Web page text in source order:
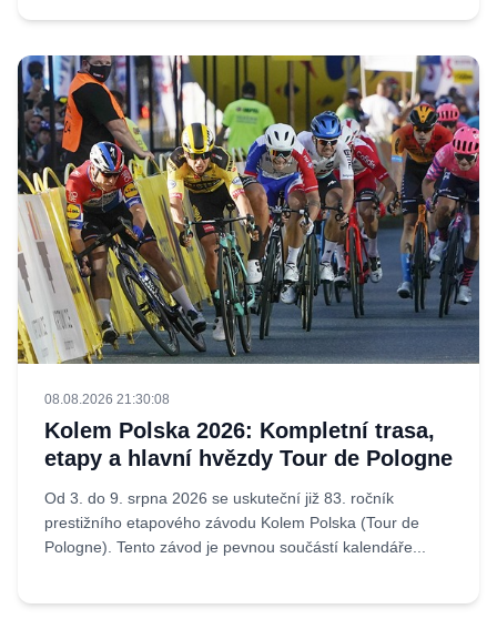
08.08.2026 21:30:08
Kolem Polska 2026: Kompletní trasa,
etapy a hlavní hvězdy Tour de Pologne
Od 3. do 9. srpna 2026 se uskuteční již 83. ročník
prestižního etapového závodu Kolem Polska (Tour de
Pologne). Tento závod je pevnou součástí kalendáře...